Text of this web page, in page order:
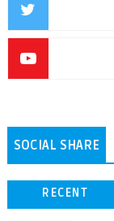
SOCIAL SHARE
RECENT